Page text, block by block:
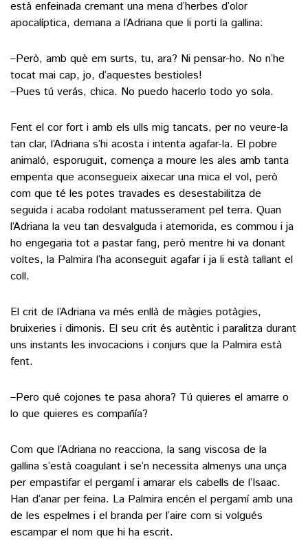
està enfeinada cremant una mena d’herbes d’olor
apocalíptica, demana a l’Adriana que li porti la gallina:
–Però, amb què em surts, tu, ara? Ni pensar-ho. No n’he
tocat mai cap, jo, d’aquestes bestioles!
–Pues tú verás, chica. No puedo hacerlo todo yo sola.
Fent el cor fort i amb els ulls mig tancats, per no veure-la
tan clar, l’Adriana s’hi acosta i intenta agafar-la. El pobre
animaló, esporuguit, comença a moure les ales amb tanta
empenta que aconsegueix aixecar una mica el vol, però
com que té les potes travades es desestabilitza de
seguida i acaba rodolant matusserament pel terra. Quan
l’Adriana la veu tan desvalguda i atemorida, es commou i ja
ho engegaria tot a pastar fang, però mentre hi va donant
voltes, la Palmira l’ha aconseguit agafar i ja li està tallant el
coll.
El crit de l’Adriana va més enllà de màgies potàgies,
bruixeries i dimonis. El seu crit és autèntic i paralitza durant
uns instants les invocacions i conjurs que la Palmira està
fent.
–Pero qué cojones te pasa ahora? Tú quieres el amarre o
lo que quieres es compañía?
Com que l’Adriana no reacciona, la sang viscosa de la
gallina s’està coagulant i se’n necessita almenys una unça
per empastifar el pergamí i amarar els cabells de l’Isaac.
Han d’anar per feina. La Palmira encén el pergamí amb una
de les espelmes i el branda per l’aire com si volgués
escampar el nom que hi ha escrit.